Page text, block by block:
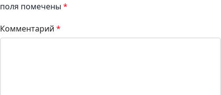
поля помечены *
Комментарий *